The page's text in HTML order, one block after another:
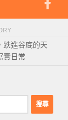
跌進谷底的天
實日常